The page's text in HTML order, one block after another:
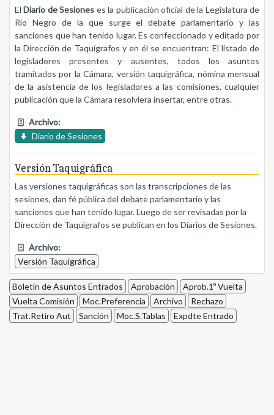
ElDiario de Sesiones es la publicación oficial de la Legislatura de
Río Negro de la que surge el debate parlamentario y las
sanciones que han tenido lugar. Es confeccionado y editado por
la Dirección de Taquígrafos y en él se encuentran: El listado de
legisladores presentes y ausentes, todos los asuntos
tramitados por la Cámara, versión taquigráfica, nómina mensual
de la asistencia de los legisladores a las comisiones, cualquier
publicación que la Cámara resolviera insertar, entre otras.
Archivo:
Diario de Sesiones
Versión Taquigráfica
Las versiones taquigráficas son las transcripciones de las
sesiones, dan fé pública del debate parlamentario y las
sanciones que han tenido lugar. Luego de ser revisadas por la
Dirección de Taquígrafos se publican en los Diarios de Sesiones.
Archivo:
Versión Taquigráfica
Boletín de Asuntos Entrados Aprobación
Aprob.1º Vuelta
Vuelta Comisión
Moc.Preferencia Archivo
Rechazo
Trat.Retiro Aut
Sanción Moc.S.Tablas Expdte Entrado